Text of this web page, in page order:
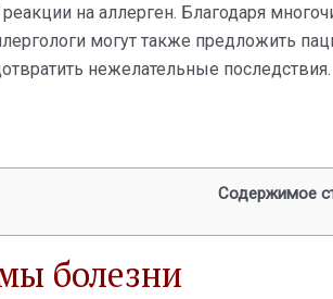
на аллерген. Благодаря
могут также предложить
нежелательные последствия.
Содержимое
болезни